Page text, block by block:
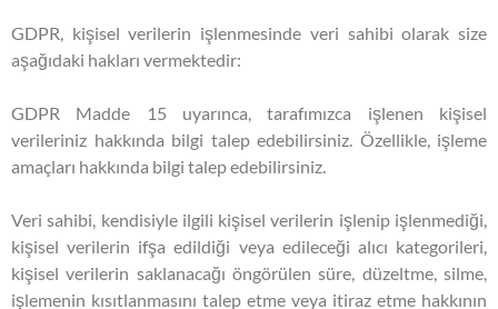
GDPR, kişisel verilerin işlenmesinde veri sahibi olarak size
aşağıdaki hakları vermektedir:
GDPR Madde 15 uyarınca, tarafımızca işlenen kişisel
verileriniz hakkında bilgi talep edebilirsiniz. Özellikle, işleme
amaçları hakkında bilgi talep edebilirsiniz.
Veri sahibi, kendisiyle ilgili kişisel verilerin işlenip işlenmediği,
kişisel verilerin ifşa edildiği veya edileceği alıcı kategorileri,
kişisel verilerin saklanacağı öngörülen süre, düzeltme, silme,
işlemenin kısıtlanmasını talep etme veya itiraz etme hakkının